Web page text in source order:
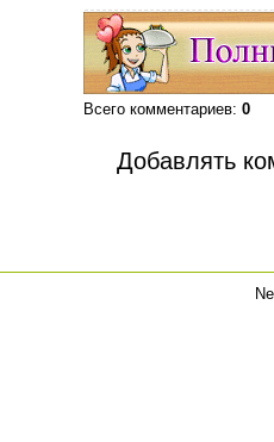
Всего комментариев: 0
Добавлять